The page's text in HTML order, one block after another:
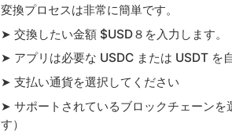
変換プロセスは非常に簡単です。
➤ 交換したい金額 $USD８を入力します。
➤ アプリは必要な USDC または USDT を
➤ 支払い通貨を選択してください
➤ サポートされているブロックチェーン
す）